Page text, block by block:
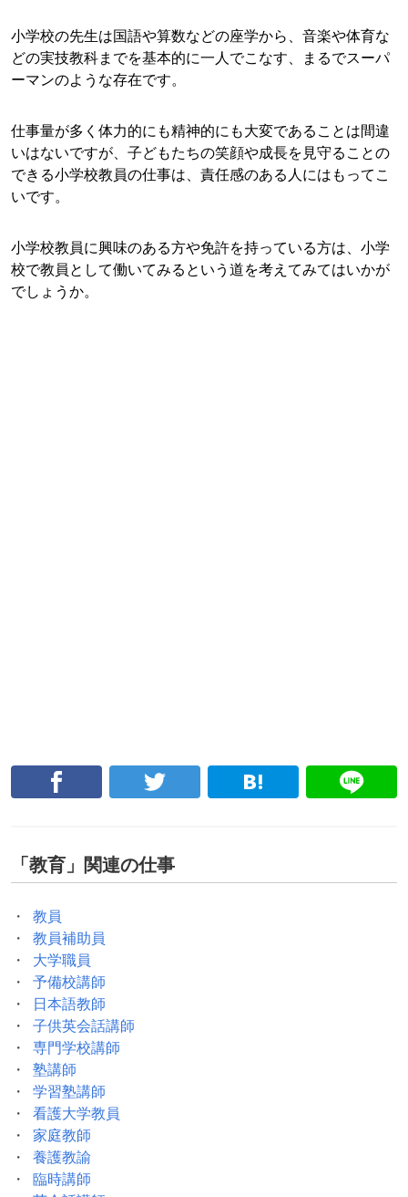
小学校の先生は国語や算数などの座学から、音楽や体育な
どの実技教科までを基本的に一人でこなす、まるでスーパ
ーマンのような存在です。
仕事量が多く体力的にも精神的にも大変であることは間違
いはないですが、子どもたちの笑顔や成長を見守ることの
できる小学校教員の仕事は、責任感のある人にはもってこ
いです。
小学校教員に興味のある方や免許を持っている方は、小学
校で教員として働いてみるという道を考えてみてはいかが
でしょうか。
「教育 」関連の仕事
教員
教員補助員
大学職員
予備校講師
日本語教師
子供英会話講師
専門学校講師
塾講師
学習塾講師
看護大学教員
家庭教師
養護教諭
臨時講師